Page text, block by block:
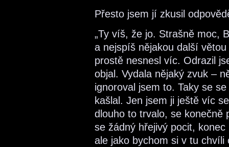
Přesto jsem jí zkusil
„Ty víš, že jo. Strašně moc,
a nejspíš nějakou další
prostě nesnesl víc. Odrazil
objal. Vydala nějaký zvuk –
ignoroval jsem to. Taky se
kašlal. Jen jsem ji ještě víc
dlouho to trvalo, se konečně
se žádný hřejivý pocit,
ale jako bychom si v tu chvíli